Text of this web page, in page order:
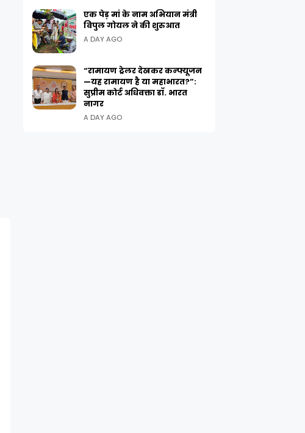
एक पेड़ मां के नाम अभियान मंत्री
विपुल गोयल ने की शुरुआत
A DAY AGO
“रामायण ट्रेलर देखकर कन्फ्यूजन
—यह रामायण है या महाभारत?”:
सुप्रीम कोर्ट अधिवक्ता डॉ. भारत
नागर
A DAY AGO